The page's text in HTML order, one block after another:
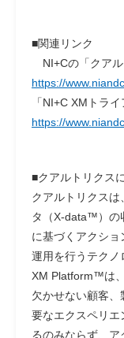
■関連リンク
NI+Cの「クアル
https://
「NI+C XMトラ
https://
■クアルトリクス
クアルトリクス
タ（X-data™）の
に基づくアクシ
運用を行うテク
XM Platform™は
欠かせない顧客
要なエクスペリエ
るのみならず、